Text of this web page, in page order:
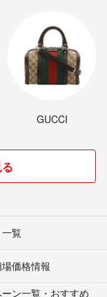
GUCCI
覧
価格情報
ン一覧・おすすめ